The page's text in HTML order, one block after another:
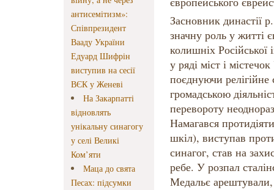
антисемітизм»:
Співпрезидент
Вааду України
Едуард Шифрін
виступив на сесії
ВЄК у Женеві
На Закарпатті
відновлять
унікальну синагогу
у селі Великі
Ком’яти
Маца до свята
Песах: підсумки
Засновник династії
значну роль у житті
колишніх
у ряді міст і
поєднуючи
громадською
перевороту
Намагався
шкіл), виступав
синагог, став на
ребе. У розпал
Медальє арештували,